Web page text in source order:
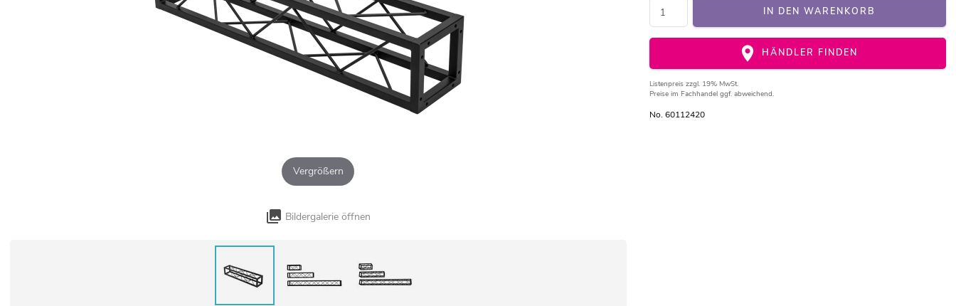
Vergrößern
Bildergalerie öffnen
IN DEN WARENKORB
HÄNDLER FINDEN
Listenpreis zzgl. 19% MwSt.
Preise im Fachhandel ggf. abweichend.
No. 60112420